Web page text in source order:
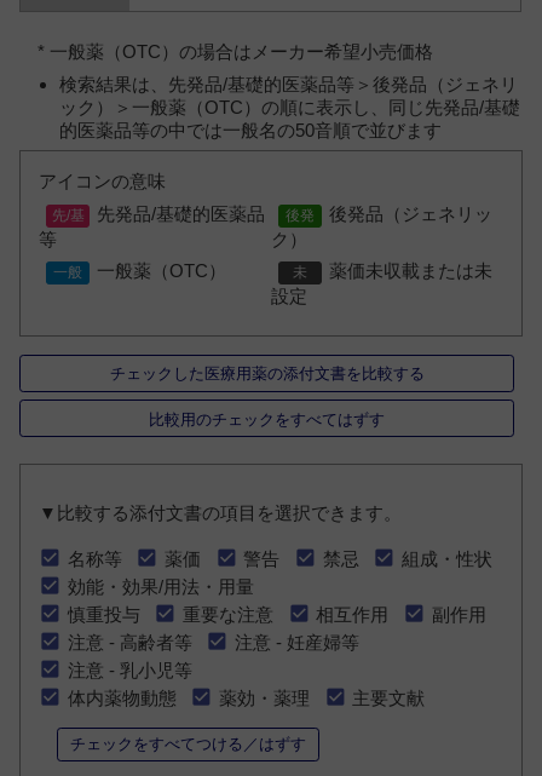
* 一般薬（OTC）の場合はメーカー希望小売価格
検索結果は、先発品/基礎的医薬品等＞後発品（ジェネリ
ック）＞一般薬（OTC）の順に表示し、同じ先発品/基礎
的医薬品等の中では一般名の50音順で並びます
アイコンの意味
先発品/基礎的医薬品
等
後発品（ジェネリッ
ク）
一般薬（OTC）
薬価未収載または未
設定
チェックした医療用薬の添付文書を比較する
比較用のチェックをすべてはずす
▼比較する添付文書の項目を選択できます。
名称等 薬価 警告 禁忌
組成・性状
効能・効果/用法・用量
慎重投与
重要な注意 相互作用
副作用
注意 - 高齢者等
注意 - 妊産婦等
注意 - 乳小児等
体内薬物動態
薬効・薬理 主要文献
チェックをすべてつける／はずす